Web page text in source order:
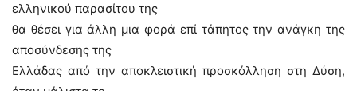
ελληνικού παρασίτου της
θα θέσει για άλλη μια φορά επί τάπητος την ανάγκη της
αποσύνδεσης της
Ελλάδας από την αποκλειστική προσκόλληση στη Δύση,